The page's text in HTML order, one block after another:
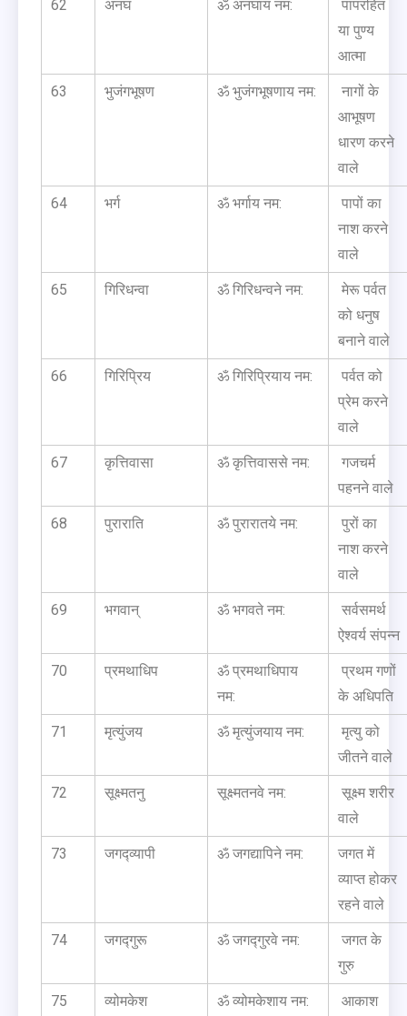
62 अनघ ॐ अनघाय नम:
पापरहित
या पुण्य
आत्मा
63 भुजंगभूषण ॐ भुजंगभूषणाय नम:
नागों के
आभूषण
धारण करने
वाले
64 भर्ग ॐ भर्गाय नम:
पापों का
नाश करने
वाले
65 गिरिधन्वा ॐ गिरिधन्वने नम:
मेरू पर्वत
को धनुष
बनाने वाले
66 गिरिप्रिय ॐ गिरिप्रियाय नम:
पर्वत को
प्रेम करने
वाले
67 कृत्तिवासा ॐ कृत्तिवाससे नम:
गजचर्म
पहनने वाले
68 पुराराति ॐ पुरारातये नम:
पुरों का
नाश करने
वाले
69 भगवान् ॐ भगवते नम:
सर्वसमर्थ
ऐश्वर्य संपन्न
70 प्रमथाधिप
ॐ प्रमथाधिपाय
नम:
प्रथम गणों
के अधिपति
71 मृत्युंजय ॐ मृत्युंजयाय नम:
मृत्यु को
जीतने वाले
72 सूक्ष्मतनु सूक्ष्मतनवे नम:
सूक्ष्म शरीर
वाले
73 जगद्व्यापी ॐ जगद्यापिने नम:
जगत में
व्याप्त होकर
रहने वाले
74 जगद्गुरू ॐ जगद्गुरवे नम:
जगत के
गुरु
75 व्योमकेश ॐ व्योमकेशाय नम:
आकाश